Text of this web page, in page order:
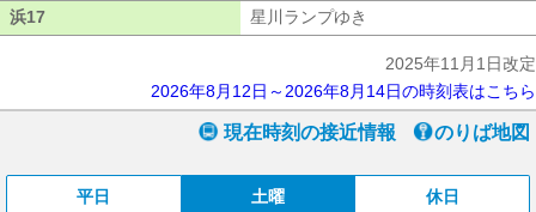
浜17
星川ランプゆき
2025年11月1日改定
2026年8月12日～2026年8月14日の時刻表はこちら
現在時刻の接近情報 のりば地図
平日 土曜 休日